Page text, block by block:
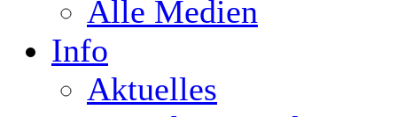
Alle Medien
Info
Aktuelles